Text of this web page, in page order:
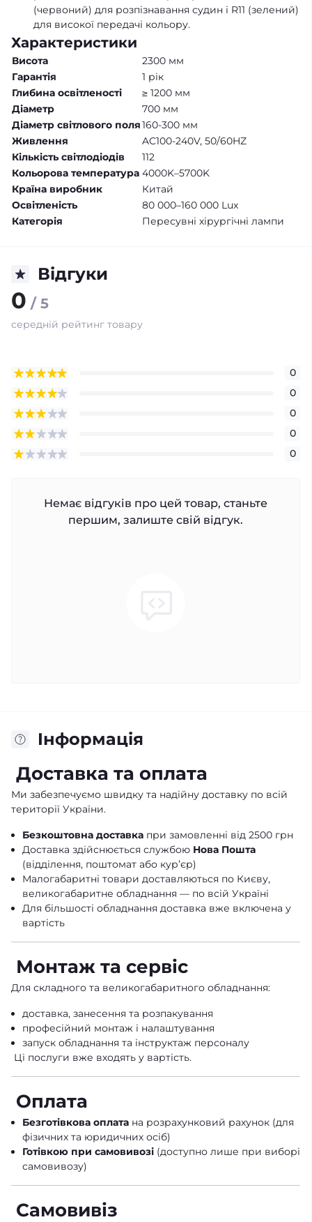
(червоний) для розпізнавання судин і R11 (зелений)
для високої передачі кольору.
Характеристики
Висота
2300 мм
Гарантія
1 рік
Глибина освітленості
≥ 1200 мм
Діаметр
700 мм
Діаметр світлового поля160-300 мм
Живлення
AC100-240V, 50/60HZ
Кількість світлодіодів
112
Кольорова температура 4000K–5700K
Країна виробник
Китай
Освітленість
80 000–160 000 Lux
Категорія
Пересувні хірургічні лампи
Відгуки
0 / 5
середній рейтинг товару
0
0
0
0
0
Немає відгуків про цей товар, станьте
першим, залиште свій відгук.
Iнформація
Доставка та оплата
Ми забезпечуємо швидку та надійну доставку по всій
території України.
Безкоштовна доставка при замовленні від 2500 грн
Доставка здійснюється службою Нова Пошта
(відділення, поштомат або кур’єр)
Малогабаритні товари доставляються по Києву,
великогабаритне обладнання — по всій Україні
Для більшості обладнання доставка вже включена у
вартість
Монтаж та сервіс
Для складного та великогабаритного обладнання:
доставка, занесення та розпакування
професійний монтаж і налаштування
запуск обладнання та інструктаж персоналу
Ці послуги вже входять у вартість.
Оплата
Безготівкова оплата на розрахунковий рахунок (для
фізичних та юридичних осіб)
Готівкою при самовивозі (доступно лише при виборі
самовивозу)
Самовивіз